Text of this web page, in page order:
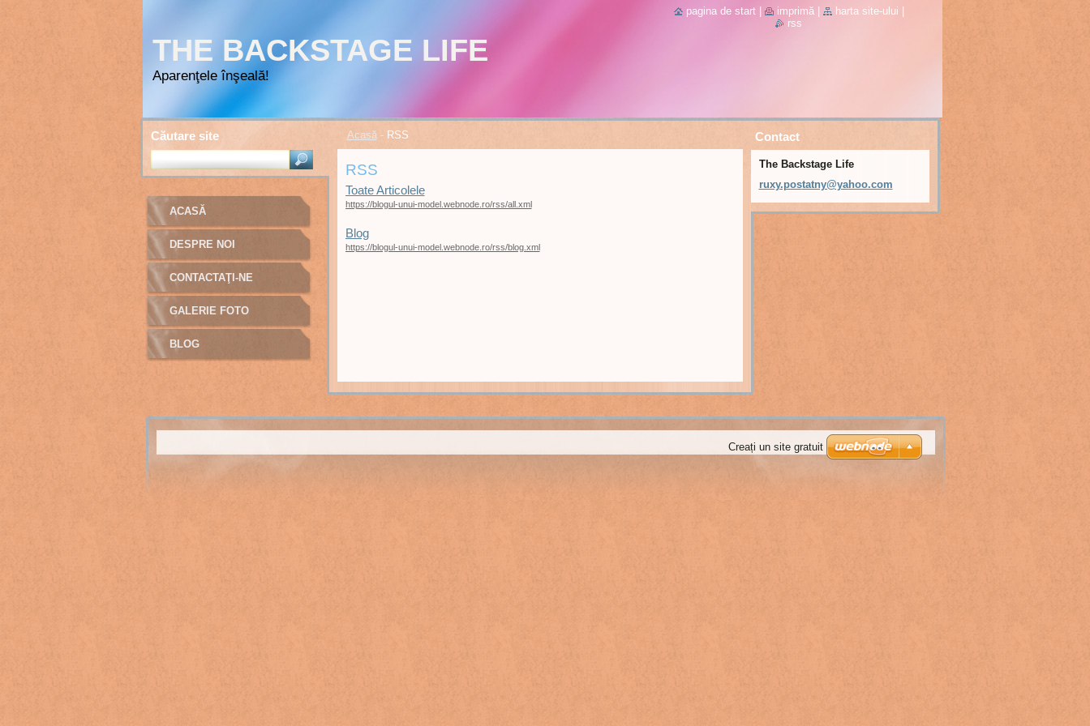
THE BACKSTAGE LIFE
Aparenţele înşeală!
Acasă - RSS
RSS
Toate Articolele
https://blogul-unui-model.webnode.ro/rss/all.xml
Blog
https://blogul-unui-model.webnode.ro/rss/blog.xml
ACASĂ
DESPRE NOI
CONTACTAŢI-NE
GALERIE FOTO
BLOG
Contact
The Backstage Life
ruxy.postatny@yahoo.com
Căutare site
pagina de start imprimă harta site-ului
rss
Creați un site gratuit